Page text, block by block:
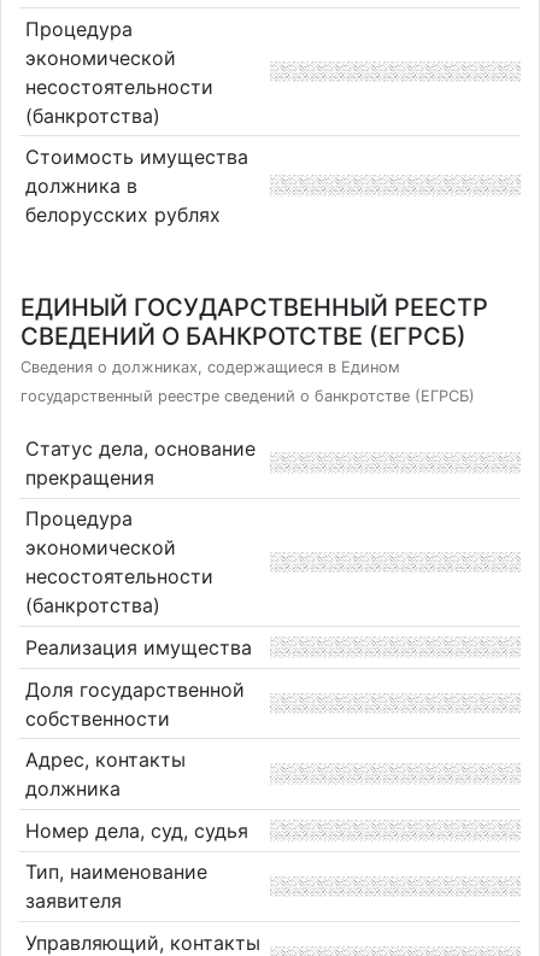
Процедура
экономической
несостоятельности
(банкротства)
Стоимость имущества
должника в
белорусских рублях
ЕДИНЫЙ ГОСУДАРСТВЕННЫЙ РЕЕСТР
СВЕДЕНИЙ О БАНКРОТСТВЕ (ЕГРСБ)
Сведения о должниках, содержащиеся в Едином
государственный реестре сведений о банкротстве (ЕГРСБ)
Статус дела, основание
прекращения
Процедура
экономической
несостоятельности
(банкротства)
Реализация имущества
Доля государственной
собственности
Адрес, контакты
должника
Номер дела, суд, судья
Тип, наименование
заявителя
Управляющий, контакты